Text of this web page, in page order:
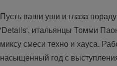
Пусть ваши уши и глаза
'Details', итальянцы Томми
миксу смеси техно и хауса.
насыщенный год с